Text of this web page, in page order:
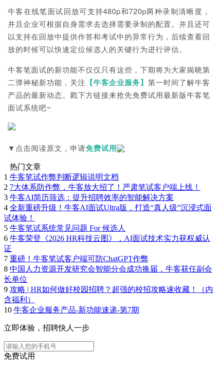
牛客在线笔面试回放可支持480p和720p两种录制清晰度，
并且企业可根据自身需求去选择需要录制的配置。并且还可
以支持在回放中提供作答和考试中的异常行为，后续查看回
放的时候可以快速定位候选人的关键行为进行评估。
牛客笔面试的新功能不仅仅只有这些，下期将为大家揭晓第
二弹神秘新功能，关注 【牛客企业服务】 第一时间了解牛客
产品的最新动态。戳下方链接来抢先免费试用最新版牛客笔
面试系统吧~
▼点击阅读原文，申请免费试用
热门文章
1 牛客笔试作弊判断逻辑说明文档
2 7大体系防作弊，牛客放大招了！严肃笔试客户端上线！
3 牛客AI简历筛选：提升招聘效率的智能解决方案
4 全新重磅升级！牛客AI面试Ultra版，打造“真人级”沉浸式面
试体验！
5 牛客笔试系统常见问题 For 候选人
6 牛客荣登《2026 HR科技云图》，AI面试技术实力获权威认
证
7 重磅！牛客笔试客户端可防ChatGPT作弊
8 中国人力资源开发研究会智能分会成功换届，牛客获任副会
长单位
9 攻略 | HR如何做好校园招聘？超强的校招攻略速收藏！（内
含福利）
10 牛客企业服务产品-新功能速递-第7期
立即体验，招聘快人一步
免费试用